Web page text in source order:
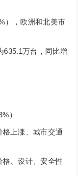
），欧洲和北美市
635.1万台，同比增
）
上涨、城市交通
格、设计、安全性